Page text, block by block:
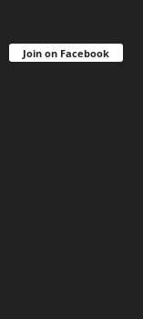
Join on Facebook